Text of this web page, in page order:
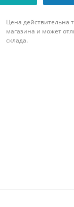
Цена действительна
магазина и может
склада.